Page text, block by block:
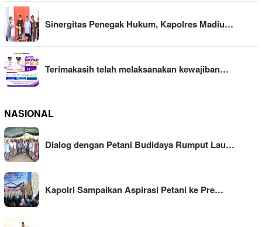
Sinergitas Penegak Hukum, Kapolres Madiu…
Terimakasih telah melaksanakan kewajiban…
NASIONAL
Dialog dengan Petani Budidaya Rumput Lau…
Kapolri Sampaikan Aspirasi Petani ke Pre…